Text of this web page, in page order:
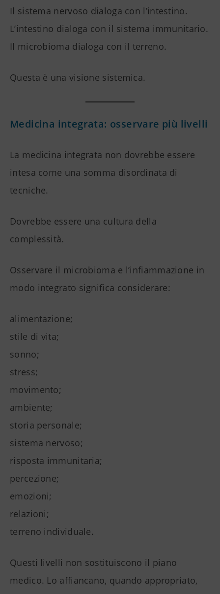
Il sistema nervoso dialoga con l’intestino.
L’intestino dialoga con il sistema immunitario.
Il microbioma dialoga con il terreno.
Questa è una visione sistemica.
Medicina integrata: osservare più livelli
La medicina integrata non dovrebbe essere
intesa come una somma disordinata di
tecniche.
Dovrebbe essere una cultura della
complessità.
Osservare il microbioma e l’infiammazione in
modo integrato significa considerare:
alimentazione;
stile di vita;
sonno;
stress;
movimento;
ambiente;
storia personale;
sistema nervoso;
risposta immunitaria;
percezione;
emozioni;
relazioni;
terreno individuale.
Questi livelli non sostituiscono il piano
medico. Lo affiancano, quando appropriato,